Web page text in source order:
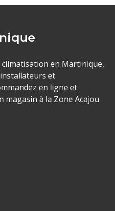
en Martinique,
et
en ligne et
magasin à la Zone Acajou